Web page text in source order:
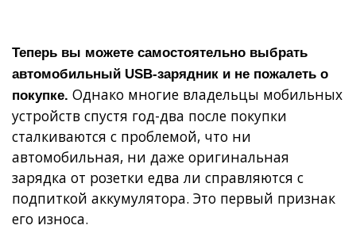
Теперь вы можете самостоятельно выбрать
автомобильный USB-зарядник и не пожалеть о
покупке. Однако многие владельцы мобильных
устройств спустя год-два после покупки
сталкиваются с проблемой, что ни
автомобильная, ни даже оригинальная
зарядка от розетки едва ли справляются с
подпиткой аккумулятора. Это первый признак
его износа.